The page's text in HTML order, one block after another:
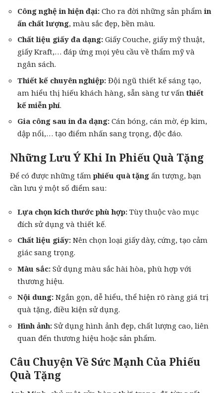
Công nghệ in hiện đại: Cho ra đời những sản phẩmin
ấn chất lượng, màu sắc đẹp, bền màu.
Chất liệu giấy đa dạng: Giấy Couche, giấy mỹ thuật,
giấy Kraft,… đáp ứng mọi yêu cầu về thẩm mỹ và
ngân sách.
Thiết kế chuyên nghiệp: Đội ngũ thiết kế sáng tạo,
am hiểu thị hiếu khách hàng, sẵn sàng tư vấnthiết
kế miễn phí.
Gia công sau in đa dạng: Cán bóng, cán mờ, ép kim,
dập nổi,… tạo điểm nhấn sang trọng, độc đáo.
Những Lưu Ý Khi In Phiếu Quà Tặng
Để có được những tấm phiếu quà tặng ấn tượng, bạn
cần lưu ý một số điểm sau:
Lựa chọn kích thước phù hợp: Tùy thuộc vào mục
đích sử dụng và thiết kế.
Chất liệu giấy: Nên chọn loại giấy dày, cứng, tạo cảm
giác sang trọng.
Màu sắc: Sử dụng màu sắc hài hòa, phù hợp với
thương hiệu.
Nội dung: Ngắn gọn, dễ hiểu, thể hiện rõ ràng giá trị
quà tặng, điều kiện sử dụng.
Hình ảnh: Sử dụng hình ảnh đẹp, chất lượng cao, liên
quan đến thương hiệu hoặc sản phẩm.
Câu Chuyện Về Sức Mạnh Của Phiếu
Quà Tặng